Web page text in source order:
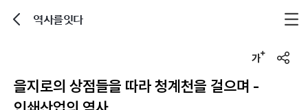
역사를잇다
u
을지로의 상점들을 따라 청계천을 걸으며 -